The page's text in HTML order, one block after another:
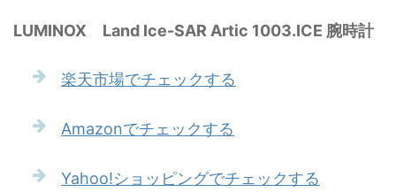
LUMINOX Land Ice-SAR Artic 1003.ICE 腕時計
楽天市場でチェックする
Amazonでチェックする
Yahoo!ショッピングでチェックする